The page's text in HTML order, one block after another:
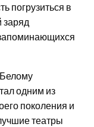
погрузиться в
заряд
одним из
поколения и
театры